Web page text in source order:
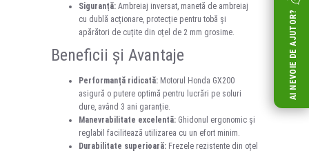
Siguranță: Ambreiaj inversat, manetă de ambreiaj
cu dublă acționare, protecție pentru tobă și
apărători de cuțite din oțel de 2 mm grosime.
Beneficii și Avantaje
Performanță ridicată: Motorul Honda GX200
asigură o putere optimă pentru lucrări pe soluri
dure, având 3 ani garanție.
Manevrabilitate excelentă: Ghidonul ergonomic și
reglabil facilitează utilizarea cu un efort minim.
Durabilitate superioară: Frezele rezistente din oțel
AI NEVOIE DE AJUTOR?